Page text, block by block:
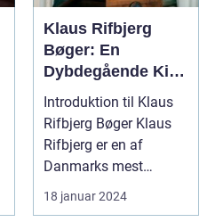
Klaus Rifbjerg
Bøger: En
Dybdegående Kig
på et Litterært
Mesterstykke
Introduktion til Klaus
Rifbjerg Bøger Klaus
Rifbjerg er en af
Danmarks mest
fremtrædende
forfattere...
18 januar 2024